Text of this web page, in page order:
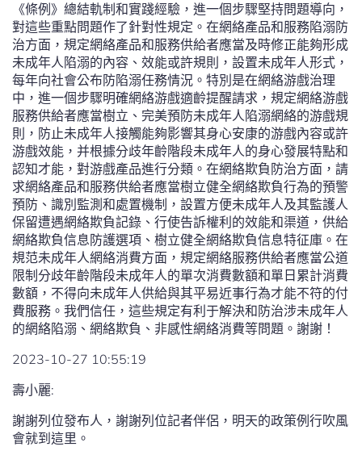
《條例》總結軌制和實踐經驗，進一個步驟堅持問題導向，
對這些重點問題作了針對性規定。在網絡產品和服務陷溺防
治方面，規定網絡產品和服務供給者應當及時修正能夠形成
未成年人陷溺的內容、效能或許規則，設置未成年人形式，
每年向社會公布防陷溺任務情況。特別是在網絡游戲治理
中，進一個步驟明確網絡游戲適齡提醒請求，規定網絡游戲
服務供給者應當樹立、完美預防未成年人陷溺網絡的游戲規
則，防止未成年人接觸能夠影響其身心安康的游戲內容或許
游戲效能，并根據分歧年齡階段未成年人的身心發展特點和
認知才能，對游戲產品進行分類。在網絡欺負防治方面，請
求網絡產品和服務供給者應當樹立健全網絡欺負行為的預警
預防、識別監測和處置機制，設置方便未成年人及其監護人
保留遭遇網絡欺負記錄、行使告訴權利的效能和渠道，供給
網絡欺負信息防護選項、樹立健全網絡欺負信息特征庫。在
規范未成年人網絡消費方面，規定網絡服務供給者應當公道
限制分歧年齡階段未成年人的單次消費數額和單日累計消費
數額，不得向未成年人供給與其平易近事行為才能不符的付
費服務。我們信任，這些規定有利于解決和防治涉未成年人
的網絡陷溺、網絡欺負、非感性網絡消費等問題。謝謝！
2023-10-27 10:55:19
壽小麗:
謝謝列位發布人，謝謝列位記者伴侶，明天的政策例行吹風
會就到這里。